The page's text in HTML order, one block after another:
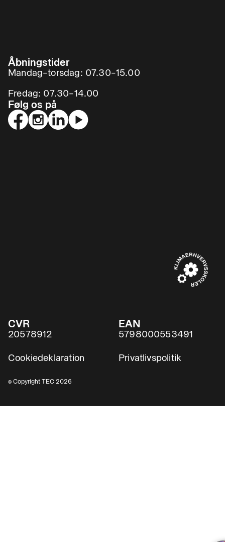
Åbningstider
Mandag–torsdag: 07.30–15.00
Fredag: 07.30–14.00
Følg os på
CVR
20578912
EAN
5798000553491
Cookiedeklaration Privatlivspolitik
© Copyright TEC 2026